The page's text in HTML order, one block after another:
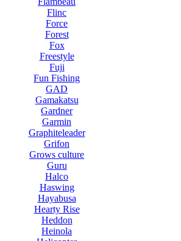
Flinc
Force
Forest
Fox
Freestyle
Fuji
Fun Fishing
GAD
Gamakatsu
Gardner
Garmin
Graphiteleader
Grifon
Grows culture
Guru
Halco
Haswing
Hayabusa
Hearty Rise
Heddon
Heinola